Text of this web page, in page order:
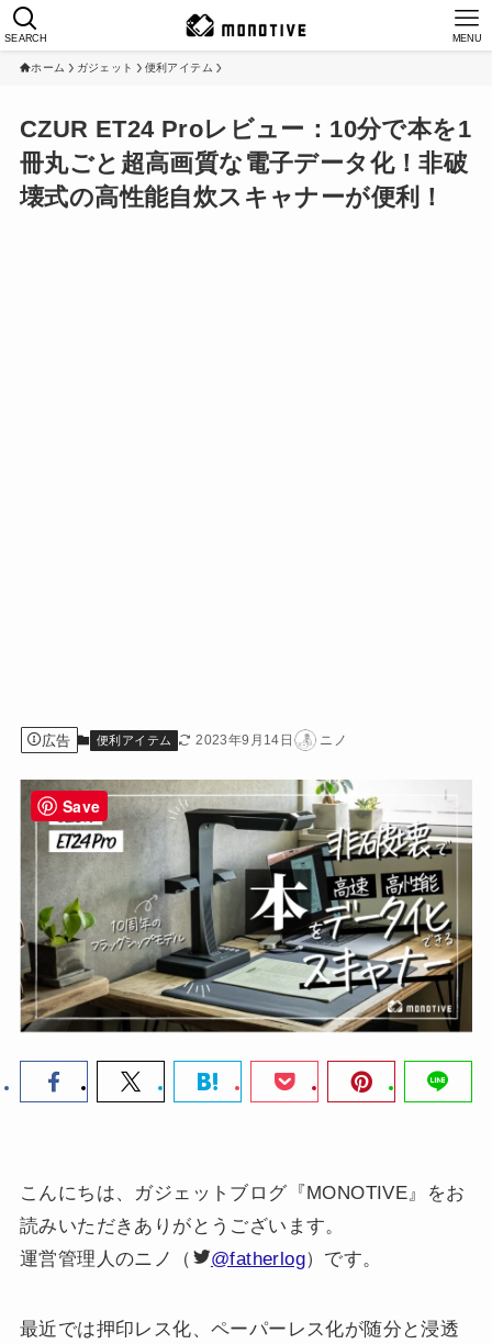
SEARCH MENU
ホーム ガジェット 便利アイテム
CZUR ET24 Proレビュー：10分で本を1
冊丸ごと超高画質な電子データ化！非破
壊式の高性能自炊スキャナーが便利！
広告 便利アイテム 2023年9月14日 ニノ
こんにちは、ガジェットブログ『MONOTIVE』をお
読みいただきありがとうございます。
運営管理人のニノ（
@fatherlog）です。
最近では押印レス化、ペーパーレス化が随分と浸透
Save